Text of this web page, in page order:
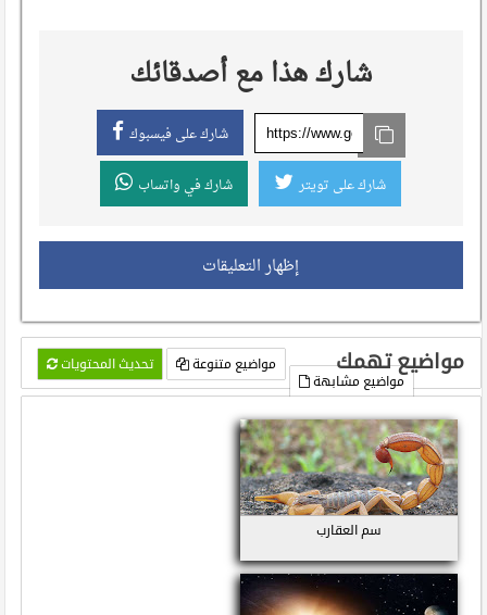
شارك هذا مع أصدقائك
شارك على فيسبوك
شارك على تويتر شارك في واتساب
إظهار التعليقات
مواضيع تهمك تحديث المحتويات
مواضيع متنوعة
مواضيع مشابهة
سم العقارب